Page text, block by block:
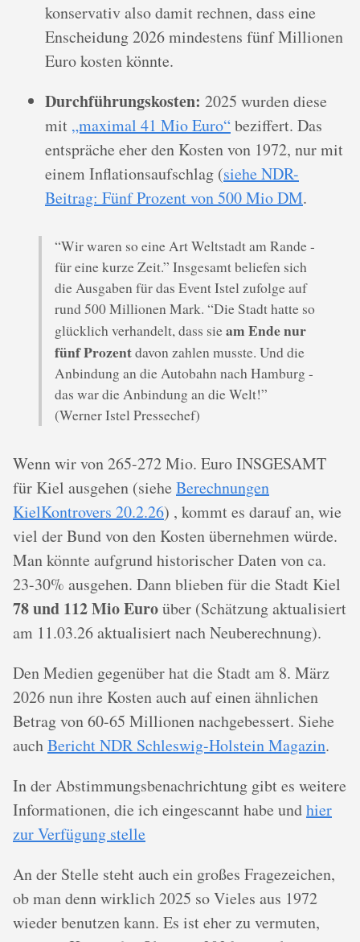
konservativ also damit rechnen, dass eine
Enscheidung 2026 mindestens fünf Millionen
Euro kosten könnte.
Durchführungskosten: 2025 wurden diese
mit „maximal 41 Mio Euro“beziffert. Das
entspräche eher den Kosten von 1972, nur mit
einem Inflationsaufschlag (siehe NDR-
Beitrag: Fünf Prozent von 500 Mio DM.
“Wir waren so eine Art Weltstadt am Rande -
für eine kurze Zeit.” Insgesamt beliefen sich
die Ausgaben für das Event Istel zufolge auf
rund 500 Millionen Mark. “Die Stadt hatte so
glücklich verhandelt, dass sieam Ende nur
fünf Prozentdavon zahlen musste. Und die
Anbindung an die Autobahn nach Hamburg -
das war die Anbindung an die Welt!”
(Werner Istel Pressechef)
Wenn wir von 265-272 Mio. Euro INSGESAMT
für Kiel ausgehen (siehe Berechnungen
KielKontrovers 20.2.26) , kommt es darauf an, wie
viel der Bund von den Kosten übernehmen würde.
Man könnte aufgrund historischer Daten von ca.
23-30% ausgehen. Dann blieben für die Stadt Kiel
78 und 112 Mio Euroüber (Schätzung aktualisiert
am 11.03.26 aktualisiert nach Neuberechnung).
Den Medien gegenüber hat die Stadt am 8. März
2026 nun ihre Kosten auch auf einen ähnlichen
Betrag von 60-65 Millionen nachgebessert. Siehe
auchBericht NDR Schleswig-Holstein Magazin.
In der Abstimmungsbenachrichtung gibt es weitere
Informationen, die ich eingescannt habe undhier
zur Verfügung stelle
An der Stelle steht auch ein großes Fragezeichen,
ob man denn wirklich 2025 so Vieles aus 1972
wieder benutzen kann. Es ist eher zu vermuten,